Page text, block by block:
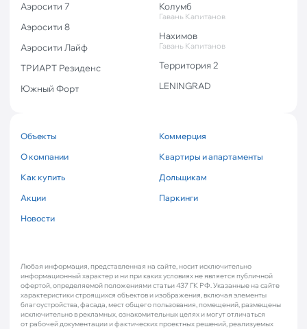
Аэросити 7
Аэросити 8
Аэросити Лайф
ТРИАРТ Резиденс
Южный Форт
Колумб
Гавань Капитанов
Нахимов
Гавань Капитанов
Территория 2
LENINGRAD
Объекты
О компании
Как купить
Акции
Новости
Коммерция
Квартиры и апартаменты
Дольщикам
Паркинги
Любая информация, представленная на сайте, носит исключительно
информационный характер и ни при каких условиях не является публичной
офертой, определяемой положениями статьи 437 ГК РФ. Указанные на сайте
характеристики строящихся объектов и изображения, включая элементы
благоустройства, фасада, мест общего пользования, помещений, размещены
исключительно в рекламных, ознакомительных целях и могут отличаться
от рабочей документации и фактических проектных решений, реализуемых